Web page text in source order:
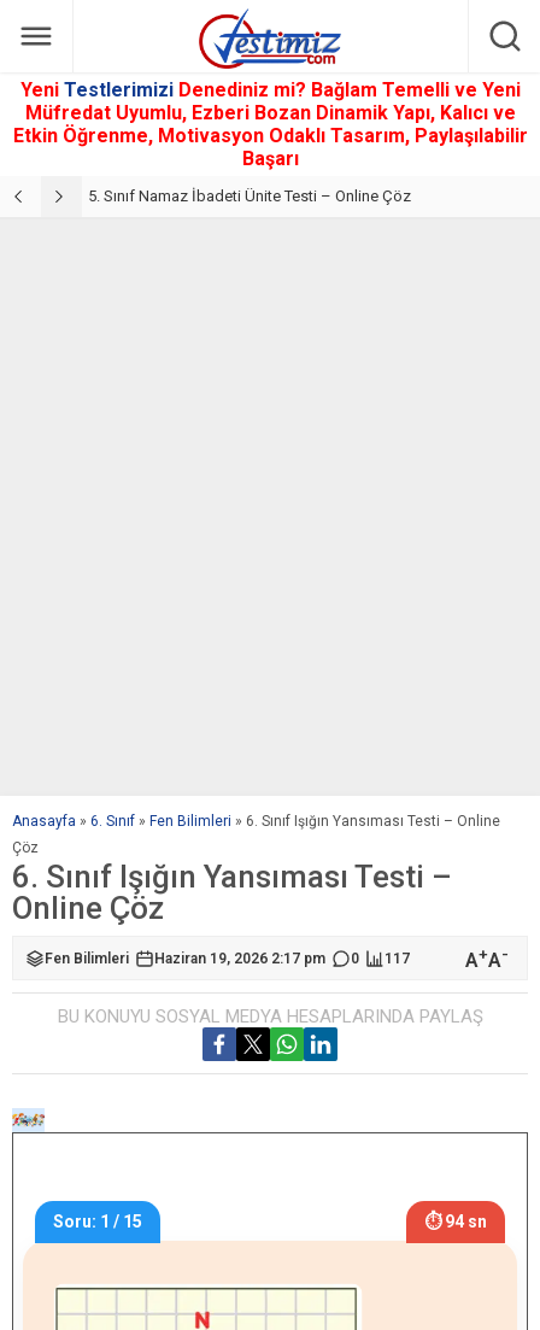
Yeni Testlerimizi Denediniz mi? Bağlam Temelli ve Yeni
Müfredat Uyumlu, Ezberi Bozan Dinamik Yapı, Kalıcı ve
Etkin Öğrenme, Motivasyon Odaklı Tasarım, Paylaşılabilir
Başarı
5. Sınıf Namaz İbadeti Ünite Testi – Online Çöz
Anasayfa » 6. Sınıf » Fen Bilimleri » 6. Sınıf Işığın Yansıması Testi – Online
Çöz
6. Sınıf Işığın Yansıması Testi –
Online Çöz
Fen Bilimleri Haziran 19, 2026 2:17 pm 0 117 A+A-
BU KONUYU SOSYAL MEDYA HESAPLARINDA PAYLAŞ
Soru: 1 / 15 ⏱ 94 sn